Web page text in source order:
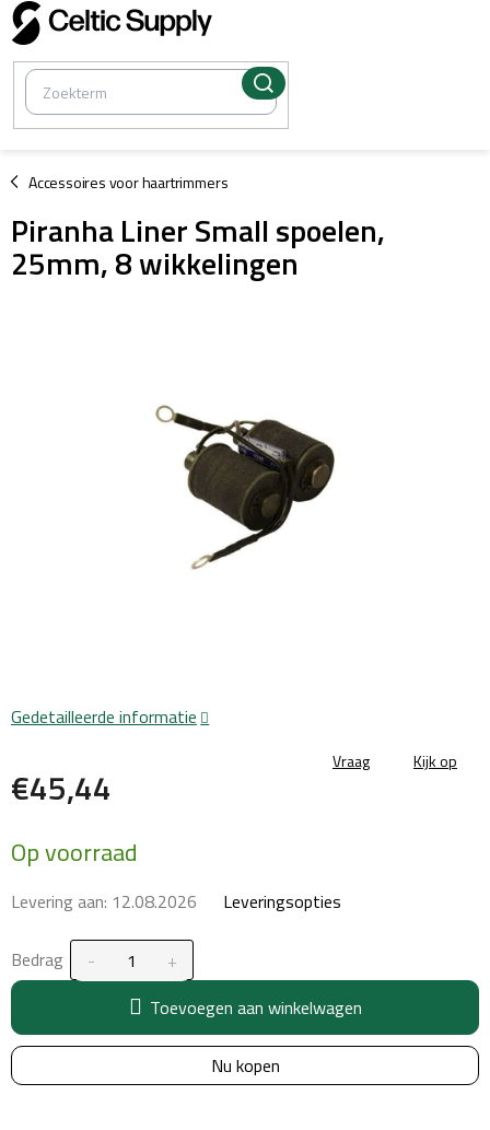
Overslaan
naar
inhoud
Accessoires voor haartrimmers
/
Piranha Liner Small spoelen,
25mm, 8 wikkelingen
€45,44
prijs:
Op voorraad
Levering aan: 12.08.2026 Leveringsopties
Bedrag
Toevoegen aan winkelwagen
Nu kopen
Gedetailleerde informatie
Vraag Kijk op